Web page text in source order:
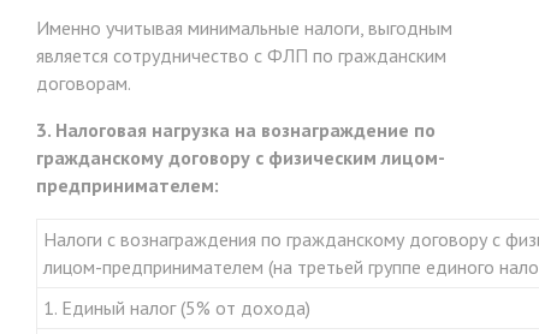
Именно учитывая минимальные налоги, выгодным
является сотрудничество с ФЛП по гражданским
договорам.
3. Налоговая нагрузка на вознаграждение по
гражданскому договору с физическим лицом-
предпринимателем:
Налоги с вознаграждения по гражданскому договору с
лицом-предпринимателем (на третьей группе единого
1. Единый налог (5% от дохода)